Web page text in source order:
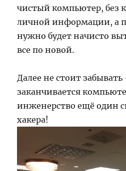
чистый компьютер, без
личной информации, а
нужно будет начисто
все по новой.
Далее не стоит забывать
заканчивается
инженерство ещё один
хакера!